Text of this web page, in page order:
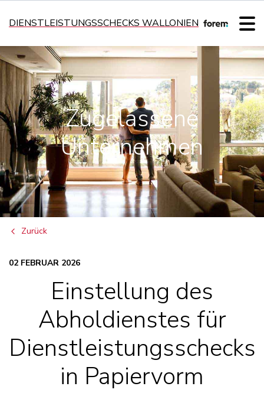
DIENSTLEISTUNGSSCHECKS WALLONIEN
Zugelassene
Unternehmen
Zurück
02 FEBRUAR 2026
Einstellung des
Abholdienstes für
Dienstleistungsschecks
in Papiervorm